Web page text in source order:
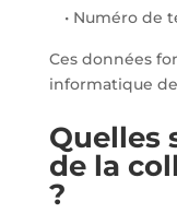
• Numéro de
Ces données
informatique
Quelles
de la
?